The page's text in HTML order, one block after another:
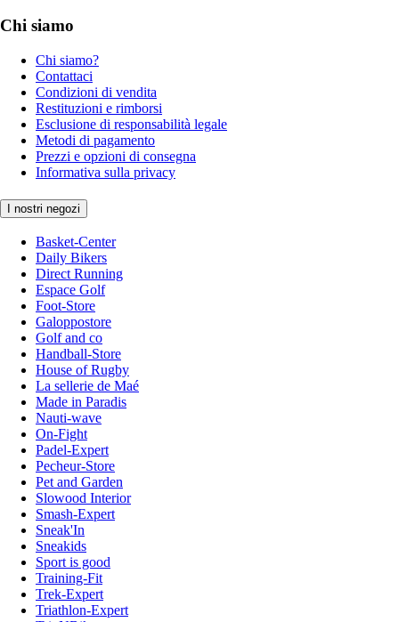
Chi siamo
Chi siamo?
Contattaci
Condizioni di vendita
Restituzioni e rimborsi
Esclusione di responsabilità legale
Metodi di pagamento
Prezzi e opzioni di consegna
Informativa sulla privacy
I nostri negozi
Basket-Center
Daily Bikers
Direct Running
Espace Golf
Foot-Store
Galoppostore
Golf and co
Handball-Store
House of Rugby
La sellerie de Maé
Made in Paradis
Nauti-wave
On-Fight
Padel-Expert
Pecheur-Store
Pet and Garden
Slowood Interior
Smash-Expert
Sneak'In
Sneakids
Sport is good
Training-Fit
Trek-Expert
Triathlon-Expert